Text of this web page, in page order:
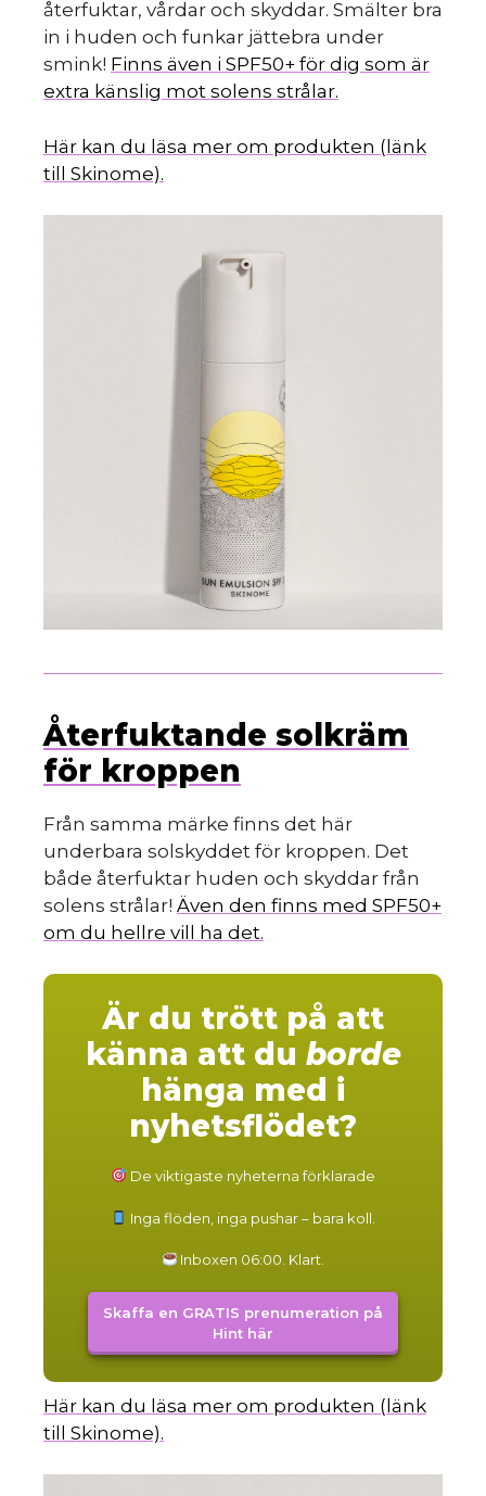
återfuktar, vårdar och skyddar. Smälter bra
in i huden och funkar jättebra under
smink! Finns även i SPF50+ för dig som är
extra känslig mot solens strålar.
Här kan du läsa mer om produkten (länk
till Skinome).
Återfuktande solkräm
för kroppen
Från samma märke finns det här
underbara solskyddet för kroppen. Det
både återfuktar huden och skyddar från
solens strålar! Även den finns med SPF50+
om du hellre vill ha det.
Är du trött på att
känna att du borde
hänga med i
nyhetsflödet?
De viktigaste nyheterna förklarade
Inga flöden, inga pushar – bara koll.
Inboxen 06:00. Klart.
Skaffa en GRATIS prenumeration på
Hint här
Här kan du läsa mer om produkten (länk
till Skinome).